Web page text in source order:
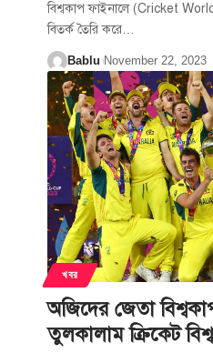
বিশ্বকাপ ফাইনালে (Cricket
বিতর্ক তৈরি করে…
Bablu November 22, 2023
খবর
অজিদের জেতা
তুলকালাম ক্রিকেট